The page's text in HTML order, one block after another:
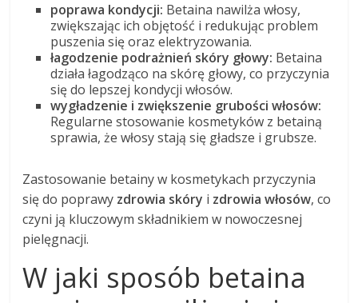
poprawa kondycji: Betaina nawilża włosy,
zwiększając ich objętość i redukując problem
puszenia się oraz elektryzowania.
łagodzenie podrażnień skóry głowy: Betaina
działa łagodząco na skórę głowy, co przyczynia
się do lepszej kondycji włosów.
wygładzenie i zwiększenie grubości włosów:
Regularne stosowanie kosmetyków z betainą
sprawia, że włosy stają się gładsze i grubsze.
Zastosowanie betainy w kosmetykach przyczynia
się do poprawy zdrowia skóry i zdrowia włosów, co
czyni ją kluczowym składnikiem w nowoczesnej
pielęgnacji.
W jaki sposób betaina